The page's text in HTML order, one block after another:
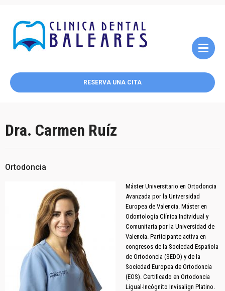
RESERVA UNA CITA
Dra. Carmen Ruíz
Ortodoncia
Máster Universitario en Ortodoncia
Avanzada por la Universidad
Europea de Valencia. Máster en
Odontología Clínica Individual y
Comunitaria por la Universidad de
Valencia. Participante activa en
congresos de la Sociedad Española
de Ortodoncia (SEDO) y de la
Sociedad Europea de Ortodoncia
(EOS). Certificado en Ortodoncia
Ligual-Incógnito Invisalign Platino.